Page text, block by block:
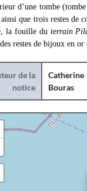
d’une tombe
que trois restes de
la fouille du terrain
restes de bijoux en
de la
notice
Catherine
Bouras